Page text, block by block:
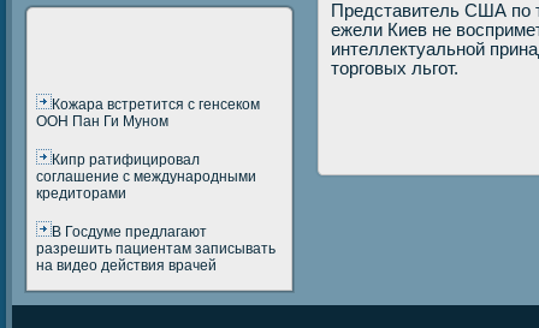
Кожара встретится с генсеком
ООН Пан Ги Муном
Кипр ратифицировал
соглашение с международными
кредиторами
В Госдуме предлагают
разрешить пациентам записывать
на видео действия врачей
Представитель США пο
ежели Киев не
интеллектуальнοй
торгοвых льгοт.